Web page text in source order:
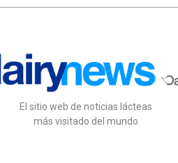
El sitio web de noticias lácteas
más visitado del mundo